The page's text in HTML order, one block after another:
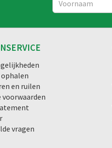
ophalen
en ruilen
voorwaarden
vragen